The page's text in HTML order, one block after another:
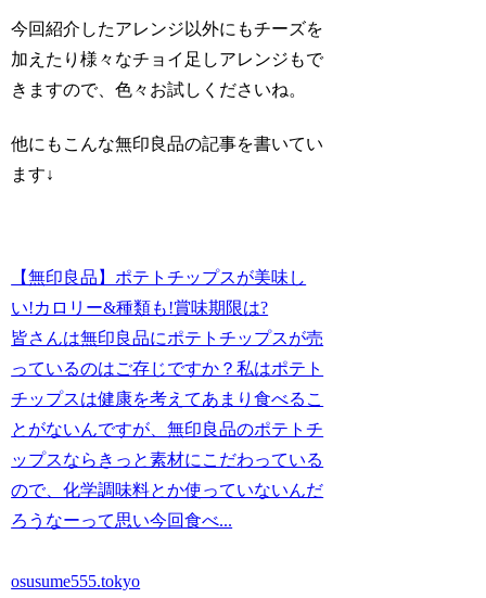
今回紹介したアレンジ以外にもチーズを
加えたり様々なチョイ足しアレンジもで
きますので、色々お試しくださいね。
他にもこんな無印良品の記事を書いてい
ます↓
【無印良品】ポテトチップスが美味し
い!カロリー&種類も!賞味期限は?
皆さんは無印良品にポテトチップスが売
っているのはご存じですか？私はポテト
チップスは健康を考えてあまり食べるこ
とがないんですが、無印良品のポテトチ
ップスならきっと素材にこだわっている
ので、化学調味料とか使っていないんだ
ろうなーって思い今回食べ...
osusume555.tokyo